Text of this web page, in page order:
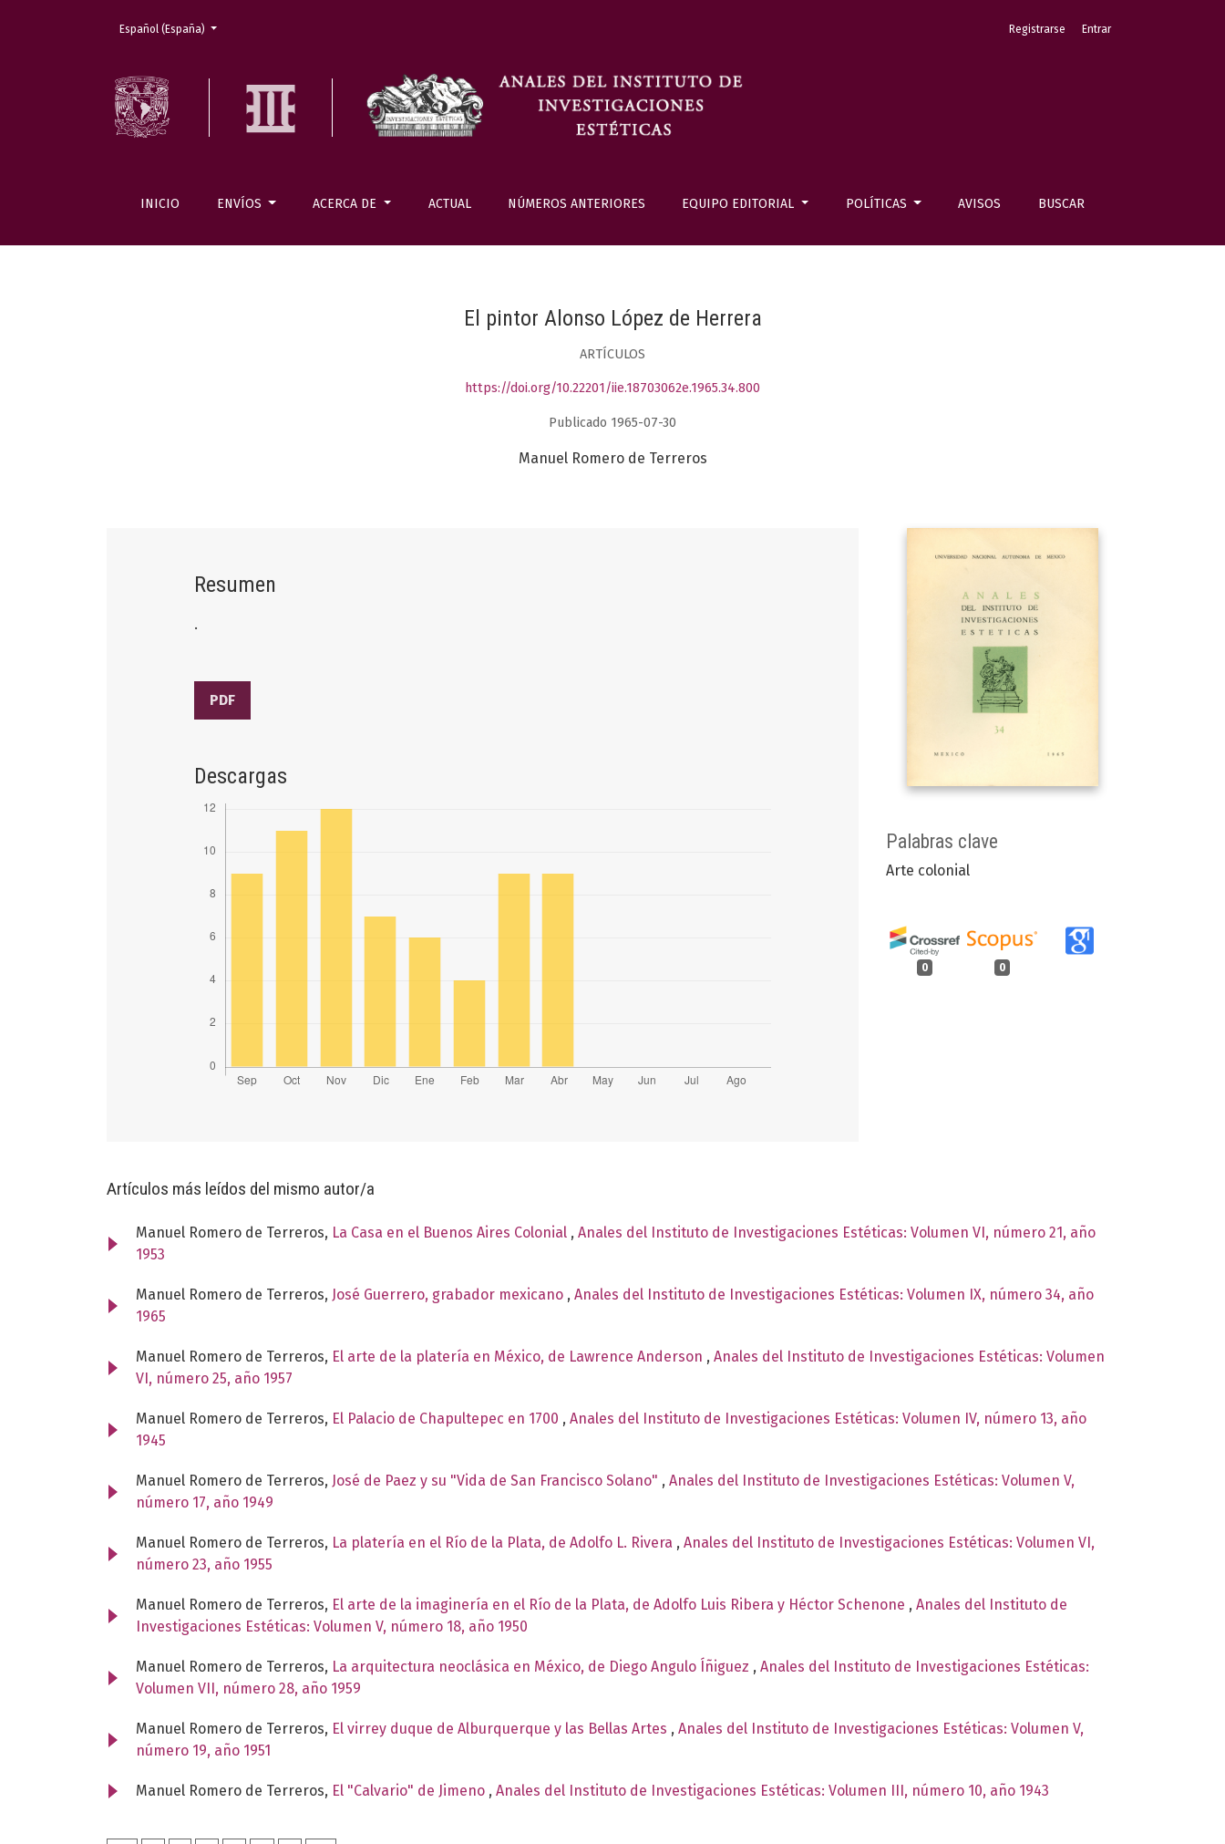
INICIO ENVÍOS ACERCA DE ACTUAL NÚMEROS ANTERIORES EQUIPO EDITORIAL POLÍTICAS AVISOS BUSCAR
Registrarse Entrar
Cambiar el idioma. El actual es:
Español (España)
El pintor Alonso López de Herrera
ARTÍCULOS
https://doi.org/10.22201/iie.18703062e.1965.34.800
Publicado 1965-07-30
Manuel Romero de Terreros
Palabras clave
Arte colonial
0 0
Resumen
.
PDF
Descargas
Artículos más leídos del mismo autor/a
Manuel Romero de Terreros, La Casa en el Buenos Aires Colonial , Anales del Instituto de Investigaciones Estéticas: Volumen VI, número 21, año
1953
Manuel Romero de Terreros, José Guerrero, grabador mexicano , Anales del Instituto de Investigaciones Estéticas: Volumen IX, número 34, año
1965
Manuel Romero de Terreros, El arte de la platería en México, de Lawrence Anderson , Anales del Instituto de Investigaciones Estéticas: Volumen
VI, número 25, año 1957
Manuel Romero de Terreros, El Palacio de Chapultepec en 1700 , Anales del Instituto de Investigaciones Estéticas: Volumen IV, número 13, año
1945
Manuel Romero de Terreros, José de Paez y su "Vida de San Francisco Solano" , Anales del Instituto de Investigaciones Estéticas: Volumen V,
número 17, año 1949
Manuel Romero de Terreros, La platería en el Río de la Plata, de Adolfo L. Rivera , Anales del Instituto de Investigaciones Estéticas: Volumen VI,
número 23, año 1955
Manuel Romero de Terreros, El arte de la imaginería en el Río de la Plata, de Adolfo Luis Ribera y Héctor Schenone , Anales del Instituto de
Investigaciones Estéticas: Volumen V, número 18, año 1950
Manuel Romero de Terreros, La arquitectura neoclásica en México, de Diego Angulo Íñiguez , Anales del Instituto de Investigaciones Estéticas:
Volumen VII, número 28, año 1959
Manuel Romero de Terreros, El virrey duque de Alburquerque y las Bellas Artes , Anales del Instituto de Investigaciones Estéticas: Volumen V,
número 19, año 1951
Manuel Romero de Terreros, El "Calvario" de Jimeno , Anales del Instituto de Investigaciones Estéticas: Volumen III, número 10, año 1943